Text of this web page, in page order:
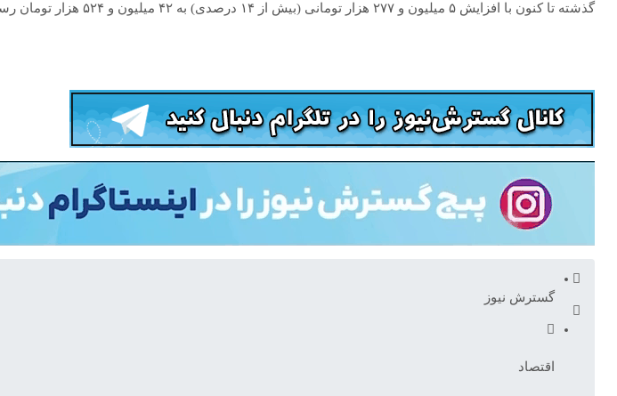
گذشته تا کنون با افزایش ۵ میلیون و ۲۷۷ هزار تومانی (بیش از ۱۴ درصدی) به ۴۲ میلیون و ۵۲۴ هزار تومان رسیده است.
گسترش نیوز
اقتصاد